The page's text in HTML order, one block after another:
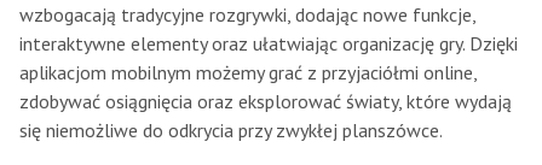
wzbogacają tradycyjne rozgrywki, dodając nowe funkcje,
interaktywne elementy oraz ułatwiając organizację gry. Dzięki
aplikacjom mobilnym możemy grać z przyjaciółmi online,
zdobywać osiągnięcia oraz eksplorować światy, które wydają
się niemożliwe do odkrycia przy zwykłej planszówce.